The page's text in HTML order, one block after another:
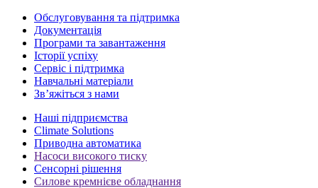
Обслуговування та підтримка
Документація
Програми та завантаження
Історії успіху
Сервіс і підтримка
Навчальні матеріали
Зв’яжіться з нами
Наші підприємства
Climate Solutions
Приводна автоматика
Насоси високого тиску
Сенсорні рішення
Силове кремнієве обладнання